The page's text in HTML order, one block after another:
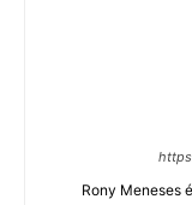
Rony Meneses